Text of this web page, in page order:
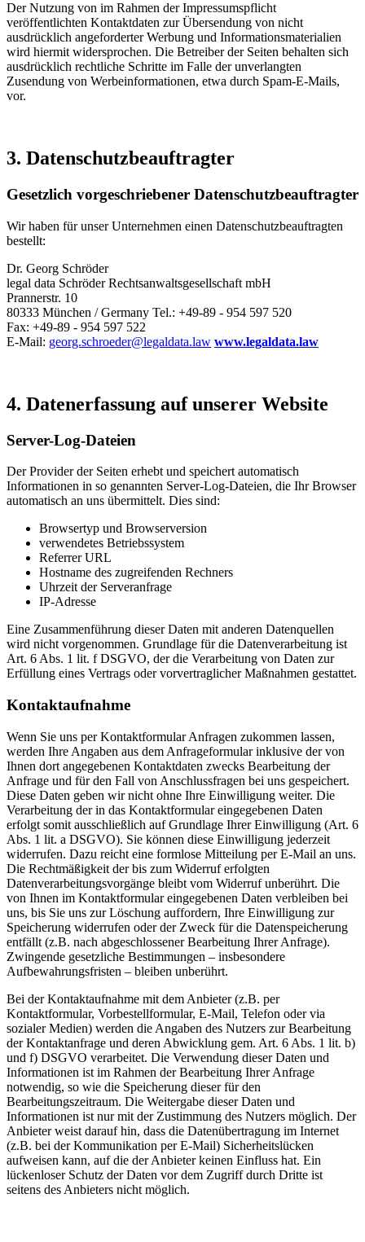
Der Nutzung von im Rahmen der Impressumspflicht
veröffentlichten Kontaktdaten zur Übersendung von nicht
ausdrücklich angeforderter Werbung und Informationsmaterialien
wird hiermit widersprochen. Die Betreiber der Seiten behalten sich
ausdrücklich rechtliche Schritte im Falle der unverlangten
Zusendung von Werbeinformationen, etwa durch Spam-E-Mails,
vor.
3. Datenschutzbeauftragter
Gesetzlich vorgeschriebener Datenschutzbeauftragter
Wir haben für unser Unternehmen einen Datenschutzbeauftragten
bestellt:
Dr. Georg Schröder
legal data Schröder Rechtsanwaltsgesellschaft mbH
Prannerstr. 10
80333 München / Germany Tel.: +49-89 - 954 597 520
Fax: +49-89 - 954 597 522
E-Mail: georg.schroeder@legaldata.law www.legaldata.law
4. Datenerfassung auf unserer Website
Server-Log-Dateien
Der Provider der Seiten erhebt und speichert automatisch
Informationen in so genannten Server-Log-Dateien, die Ihr Browser
automatisch an uns übermittelt. Dies sind:
Browsertyp und Browserversion
verwendetes Betriebssystem
Referrer URL
Hostname des zugreifenden Rechners
Uhrzeit der Serveranfrage
IP-Adresse
Eine Zusammenführung dieser Daten mit anderen Datenquellen
wird nicht vorgenommen. Grundlage für die Datenverarbeitung ist
Art. 6 Abs. 1 lit. f DSGVO, der die Verarbeitung von Daten zur
Erfüllung eines Vertrags oder vorvertraglicher Maßnahmen gestattet.
Kontaktaufnahme
Wenn Sie uns per Kontaktformular Anfragen zukommen lassen,
werden Ihre Angaben aus dem Anfrageformular inklusive der von
Ihnen dort angegebenen Kontaktdaten zwecks Bearbeitung der
Anfrage und für den Fall von Anschlussfragen bei uns gespeichert.
Diese Daten geben wir nicht ohne Ihre Einwilligung weiter. Die
Verarbeitung der in das Kontaktformular eingegebenen Daten
erfolgt somit ausschließlich auf Grundlage Ihrer Einwilligung (Art. 6
Abs. 1 lit. a DSGVO). Sie können diese Einwilligung jederzeit
widerrufen. Dazu reicht eine formlose Mitteilung per E-Mail an uns.
Die Rechtmäßigkeit der bis zum Widerruf erfolgten
Datenverarbeitungsvorgänge bleibt vom Widerruf unberührt. Die
von Ihnen im Kontaktformular eingegebenen Daten verbleiben bei
uns, bis Sie uns zur Löschung auffordern, Ihre Einwilligung zur
Speicherung widerrufen oder der Zweck für die Datenspeicherung
entfällt (z.B. nach abgeschlossener Bearbeitung Ihrer Anfrage).
Zwingende gesetzliche Bestimmungen – insbesondere
Aufbewahrungsfristen – bleiben unberührt.
Bei der Kontaktaufnahme mit dem Anbieter (z.B. per
Kontaktformular, Vorbestellformular, E-Mail, Telefon oder via
sozialer Medien) werden die Angaben des Nutzers zur Bearbeitung
der Kontaktanfrage und deren Abwicklung gem. Art. 6 Abs. 1 lit. b)
und f) DSGVO verarbeitet. Die Verwendung dieser Daten und
Informationen ist im Rahmen der Bearbeitung Ihrer Anfrage
notwendig, so wie die Speicherung dieser für den
Bearbeitungszeitraum. Die Weitergabe dieser Daten und
Informationen ist nur mit der Zustimmung des Nutzers möglich. Der
Anbieter weist darauf hin, dass die Datenübertragung im Internet
(z.B. bei der Kommunikation per E-Mail) Sicherheitslücken
aufweisen kann, auf die der Anbieter keinen Einfluss hat. Ein
lückenloser Schutz der Daten vor dem Zugriff durch Dritte ist
seitens des Anbieters nicht möglich.